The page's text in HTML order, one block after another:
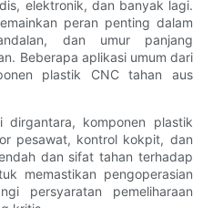
elektronik, dan banyak lagi.
peran penting dalam
dan umur panjang
Beberapa aplikasi umum dari
plastik CNC tahan aus
dirgantara, komponen plastik
pesawat, kontrol kokpit, dan
dan sifat tahan terhadap
memastikan pengoperasian
persyaratan pemeliharaan